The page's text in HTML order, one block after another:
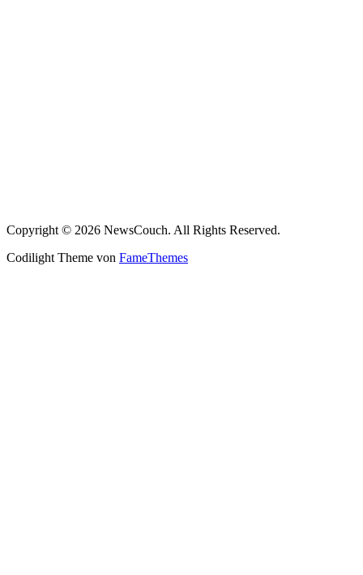
Copyright © 2026 NewsCouch. All Rights Reserved.
Codilight Theme von FameThemes